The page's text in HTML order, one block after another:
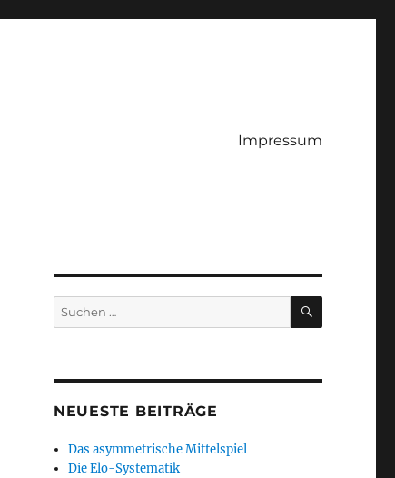
Impressum
Suchen
nach:
SUCHEN
NEUESTE BEITRÄGE
Das asymmetrische Mittelspiel
Die Elo-Systematik